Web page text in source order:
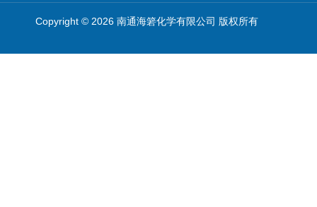
Copyright © 2026 南通海箬化学有限公司 版权所有